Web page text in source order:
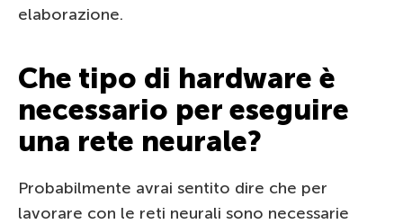
elaborazione.
Che tipo di hardware è
necessario per eseguire
una rete neurale?
Probabilmente avrai sentito dire che per
lavorare con le reti neurali sono necessarie